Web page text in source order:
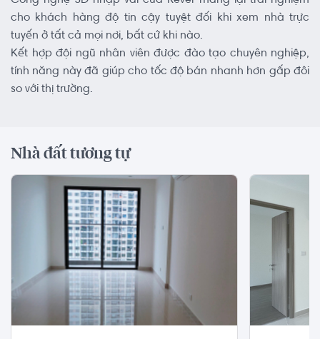
cho khách hàng độ tin cậy tuyệt đối khi xem nhà trực
tuyến ở tất cả mọi nơi, bất cứ khi nào.
Kết hợp đội ngũ nhân viên được đào tạo chuyên nghiệp,
tính năng này đã giúp cho tốc độ bán nhanh hơn gấp đôi
so với thị trường.
Nhà đất tương tự